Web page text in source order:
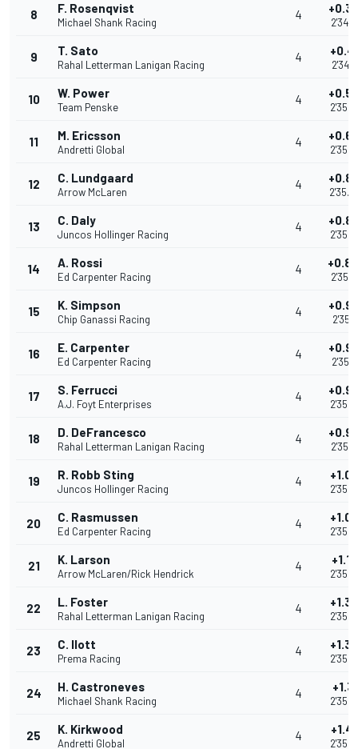
8 F. Rosenqvist
Michael Shank Racing
4
9 T. Sato
Rahal Letterman Lanigan Racing
4
10 W. Power
Team Penske
4
11 M. Ericsson
Andretti Global
4
12 C. Lundgaard
Arrow McLaren
4
13 C. Daly
Juncos Hollinger Racing
4
14 A. Rossi
Ed Carpenter Racing
4
15 K. Simpson
Chip Ganassi Racing
4
16 E. Carpenter
Ed Carpenter Racing
4
17 S. Ferrucci
A.J. Foyt Enterprises
4
18 D. DeFrancesco
Rahal Letterman Lanigan Racing
4
19 R. Robb Sting
Juncos Hollinger Racing
4
20 C. Rasmussen
Ed Carpenter Racing
4
21 K. Larson
Arrow McLaren/Rick Hendrick
4
22 L. Foster
Rahal Letterman Lanigan Racing
4
23 C. Ilott
Prema Racing
4
24 H. Castroneves
Michael Shank Racing
4
25 K. Kirkwood
Andretti Global
4